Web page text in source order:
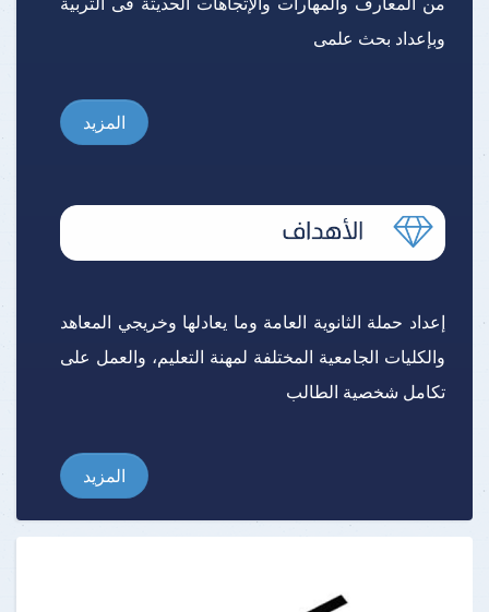
وبإعداد بحث علمى
المزيد
إعداد حملة الثانوية العامة وما يعادلها وخريجي المعاهد
والكليات الجامعية المختلفة لمهنة التعليم، والعمل على
تكامل شخصية الطالب
المزيد